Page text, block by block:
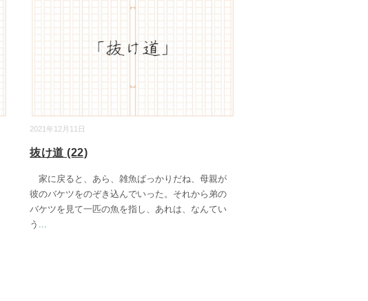
2021年12月11日
抜け道 (22)
家に戻ると、あら、雑魚ばっかりだね、母親が
彼のバケツをのぞき込んでいった。それから弟の
バケツを見て一匹の魚を指し、あれは、なんてい
う ...